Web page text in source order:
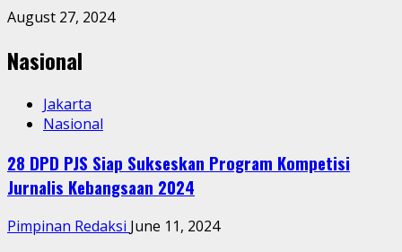
August 27, 2024
Nasional
Jakarta
Nasional
28 DPD PJS Siap Sukseskan Program Kompetisi
Jurnalis Kebangsaan 2024
Pimpinan Redaksi June 11, 2024